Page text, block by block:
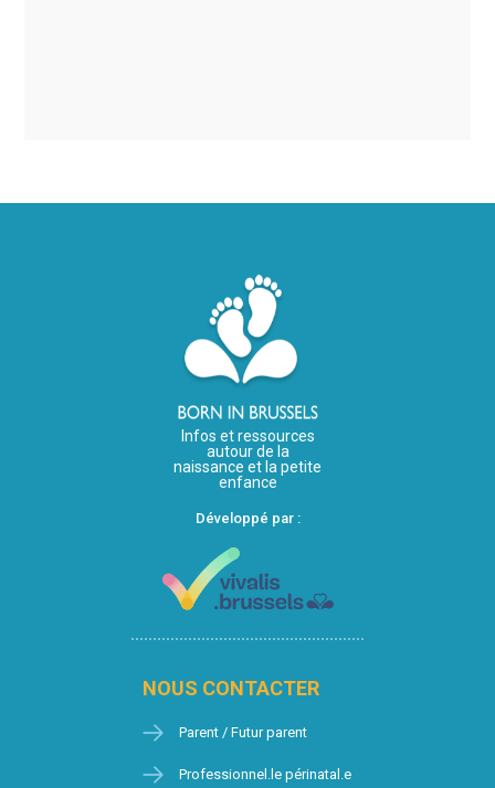
Infos et ressources
autour de la
naissance et la petite
enfance
Développé par :
NOUS CONTACTER
Parent / Futur parent
Professionnel.le périnatal.e